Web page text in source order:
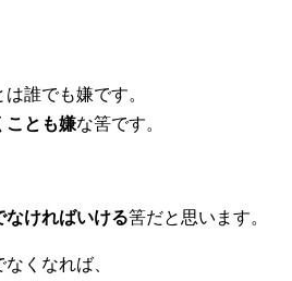
誰でも嫌です。
ことも嫌な筈です。
なければいける筈だと思います。
くなれば、